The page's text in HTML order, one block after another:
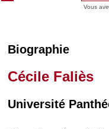
Vous
Biographie
Cécile Faliès
Université